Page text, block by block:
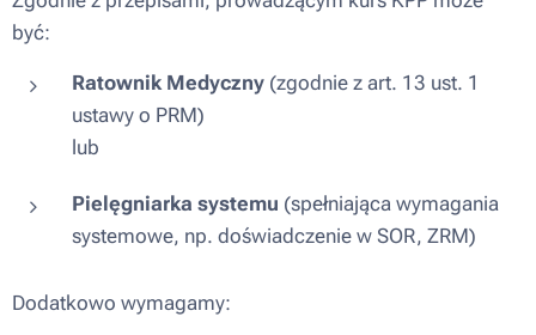
być:
Ratownik Medyczny (zgodnie z art. 13 ust. 1
ustawy o PRM)
lub
Pielęgniarka systemu (spełniająca wymagania
systemowe, np. doświadczenie w SOR, ZRM)
Dodatkowo wymagamy: